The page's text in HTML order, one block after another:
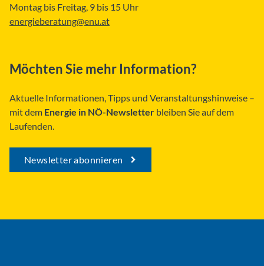
Montag bis Freitag, 9 bis 15 Uhr
energieberatung@enu.at
Möchten Sie mehr Information?
Aktuelle Informationen, Tipps und Veranstaltungshinweise –
mit dem Energie in NÖ-Newsletter bleiben Sie auf dem
Laufenden.
Newsletter abonnieren